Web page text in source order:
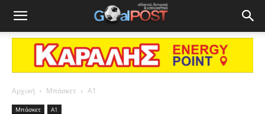
Αρχική Μπάσκετ Α1
Μπάσκετ Α1